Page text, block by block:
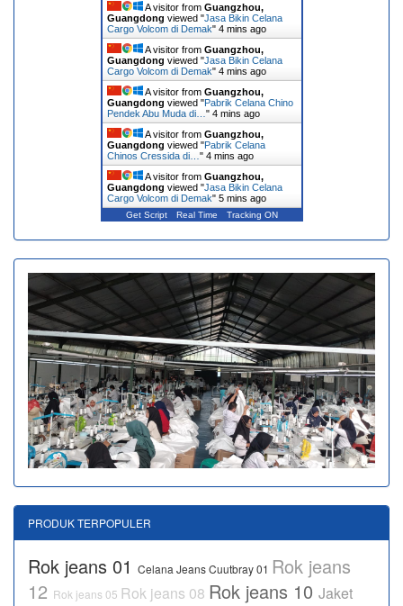
A visitor from Guangzhou,
Guangdong viewed "Jasa Bikin Celana
Cargo Volcom di Demak" 4 mins ago
A visitor from Guangzhou,
Guangdong viewed "Jasa Bikin Celana
Cargo Volcom di Demak" 4 mins ago
A visitor from Guangzhou,
Guangdong viewed "Pabrik Celana Chino
Pendek Abu Muda di… " 4 mins ago
A visitor from Guangzhou,
Guangdong viewed "Pabrik Celana
Chinos Cressida di… " 4 mins ago
A visitor from Guangzhou,
Guangdong viewed "Jasa Bikin Celana
Cargo Volcom di Demak" 5 mins ago
Get Script Real Time Tracking ON
PRODUK TERPOPULER
Rok jeans 01 Celana Jeans Cuutbray 01 Rok jeans
12 Rok jeans 05 Rok jeans 08 Rok jeans 10 Jaket